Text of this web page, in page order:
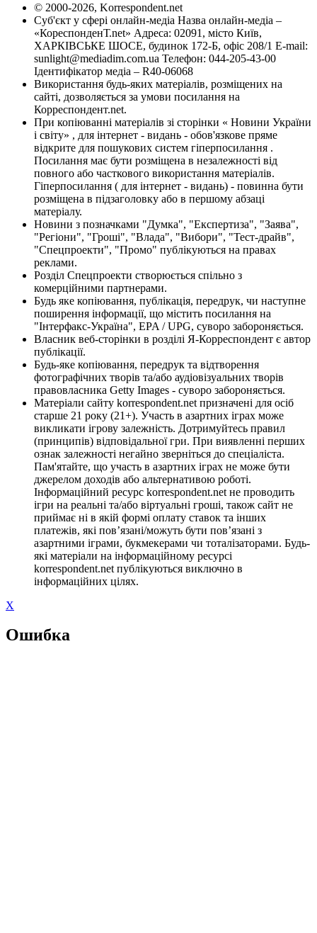
© 2000-2026, Korrespondent.net
Суб'єкт у сфері онлайн-медіа Назва онлайн-медіа –
«КореспонденТ.net» Адреса: 02091, місто Київ,
ХАРКІВСЬКЕ ШОСЕ, будинок 172-Б, офіс 208/1 E-mail:
sunlight@mediadim.com.ua Телефон: 044-205-43-00
Ідентифікатор медіа – R40-06068
Використання будь-яких матеріалів, розміщених на
сайті, дозволяється за умови посилання на
Корреспондент.net.
При копіюванні матеріалів зі сторінки « Новини України
і світу» , для інтернет - видань - обов'язкове пряме
відкрите для пошукових систем гіперпосилання .
Посилання має бути розміщена в незалежності від
повного або часткового використання матеріалів.
Гіперпосилання ( для інтернет - видань) - повинна бути
розміщена в підзаголовку або в першому абзаці
матеріалу.
Новини з позначками "Думка", "Експертиза", "Заява",
"Регіони", "Гроші", "Влада", "Вибори", "Тест-драйв",
"Спецпроекти", "Промо" публікуються на правах
реклами.
Розділ Спецпроекти створюється спільно з
комерційними партнерами.
Будь яке копіювання, публікація, передрук, чи наступне
поширення інформації, що містить посилання на
"Інтерфакс-Україна", EPA / UPG, суворо забороняється.
Власник веб-сторінки в розділі Я-Корреспондент є автор
публікації.
Будь-яке копіювання, передрук та відтворення
фотографічних творів та/або аудіовізуальних творів
правовласника Getty Images - суворо забороняється.
Матеріали сайту korrespondent.net призначені для осіб
старше 21 року (21+). Участь в азартних іграх може
викликати ігрову залежність. Дотримуйтесь правил
(принципів) відповідальної гри. При виявленні перших
ознак залежності негайно зверніться до спеціаліста.
Пам'ятайте, що участь в азартних іграх не може бути
джерелом доходів або альтернативою роботі.
Інформаційний ресурс korrespondent.net не проводить
ігри на реальні та/або віртуальні гроші, також сайт не
приймає ні в якій формі оплату ставок та інших
платежів, які пов’язані/можуть бути пов’язані з
азартними іграми, букмекерами чи тоталізаторами. Будь-
які матеріали на інформаційному ресурсі
korrespondent.net публікуються виключно в
інформаційних цілях.
X
Ошибка